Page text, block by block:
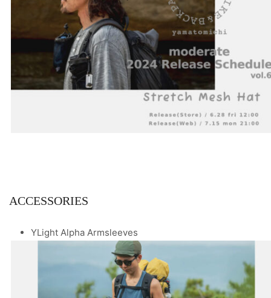
ACCESSORIES
YLight Alpha Armsleeves